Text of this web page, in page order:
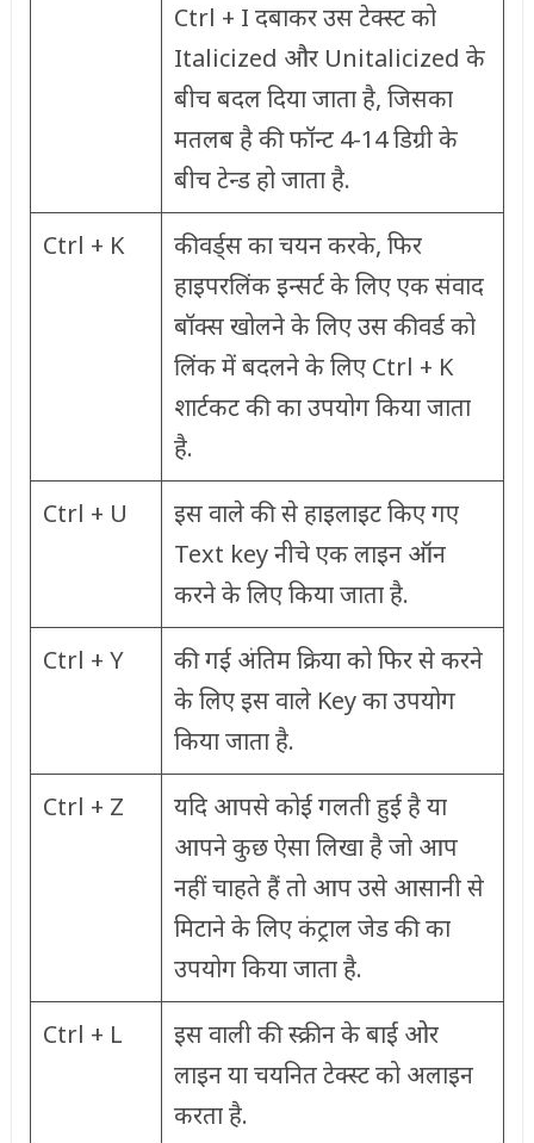
Ctrl + I दबाकर उस टेक्स्ट को
Italicized और Unitalicized के
बीच बदल दिया जाता है, जिसका
मतलब है की फॉन्ट 4-14 डिग्री के
बीच टेन्ड हो जाता है.
Ctrl + K
कीवर्ड्स का चयन करके, फिर
हाइपरलिंक इन्सर्ट के लिए एक संवाद
बॉक्स खोलने के लिए उस कीवर्ड को
लिंक में बदलने के लिए Ctrl + K
शार्टकट की का उपयोग किया जाता
है.
Ctrl + U
इस वाले की से हाइलाइट किए गए
Text key नीचे एक लाइन ऑन
करने के लिए किया जाता है.
Ctrl + Y
की गई अंतिम क्रिया को फिर से करने
के लिए इस वाले Key का उपयोग
किया जाता है.
Ctrl + Z
यदि आपसे कोई गलती हुई है या
आपने कुछ ऐसा लिखा है जो आप
नहीं चाहते हैं तो आप उसे आसानी से
मिटाने के लिए कंट्राल जेड की का
उपयोग किया जाता है.
Ctrl + L
इस वाली की स्क्रीन के बाईं ओर
लाइन या चयनित टेक्स्ट को अलाइन
करता है.